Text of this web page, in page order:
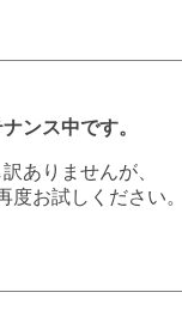
ンス中です。
ありませんが、
度お試しください。